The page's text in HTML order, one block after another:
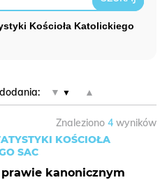
Kościoła Katolickiego
dodania: ▼ ▲
Znaleziono 4 wyników
KOŚCIOŁA
SAC
kanonicznym